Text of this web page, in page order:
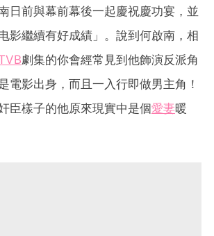
日前與幕前幕後一起慶祝慶功宴，並
影繼續有好成績」。說到何啟南，相
劇集的你會經常見到他飾演反派角
電影出身，而且一入行即做男主角！
臣樣子的他原來現實中是個愛妻暖